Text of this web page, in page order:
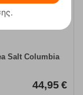
Salt Columbia
44,95 €